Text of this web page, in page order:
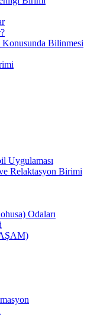
Bilinmesi
Uygulaması
Relaktasyon Birimi
Odaları